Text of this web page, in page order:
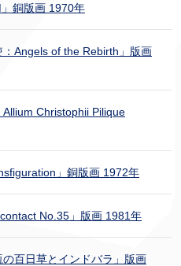
銅版画 1970年
Angels of the Rebirth」版画
Christophii Pilique
」銅版画 1972年
No.35」版画 1981年
百日草とインドバラ」版画